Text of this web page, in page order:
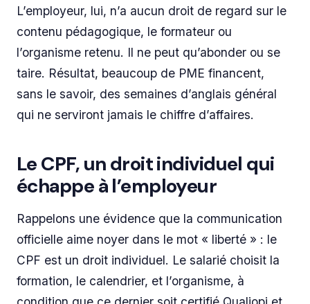
L’employeur, lui, n’a aucun droit de regard sur le
contenu pédagogique, le formateur ou
l’organisme retenu. Il ne peut qu’abonder ou se
taire. Résultat, beaucoup de PME financent,
sans le savoir, des semaines d’anglais général
qui ne serviront jamais le chiffre d’affaires.
Le CPF, un droit individuel qui
échappe à l’employeur
Rappelons une évidence que la communication
officielle aime noyer dans le mot « liberté » : le
CPF est un droit individuel. Le salarié choisit la
formation, le calendrier, et l’organisme, à